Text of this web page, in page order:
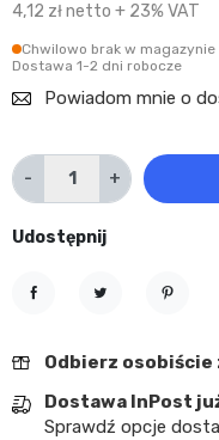
4,12 zł netto + 23% VAT
Chwilowo brak w magazynie
Dostawa 1-2 dni robocze
Powiadom mnie o
- +
Udostępnij
Odbierz osobiście
Dostawa InPost
Sprawdź opcje